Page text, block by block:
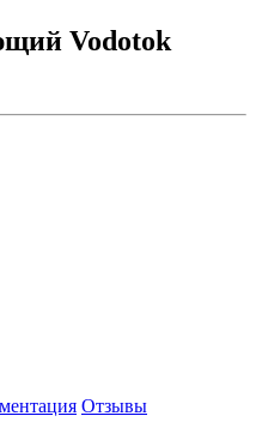
Vodotok
Отзывы